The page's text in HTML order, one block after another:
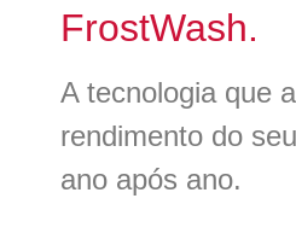
FrostWash.
A tecnologia que
rendimento do
ano após ano.